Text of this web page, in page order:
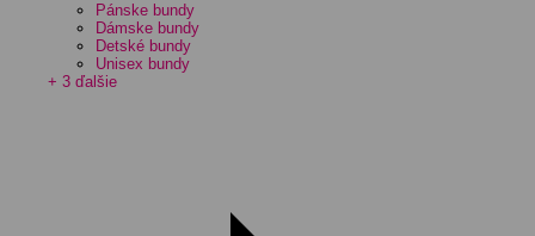
Pánske bundy
Dámske bundy
Detské bundy
Unisex bundy
+ 3 ďalšie